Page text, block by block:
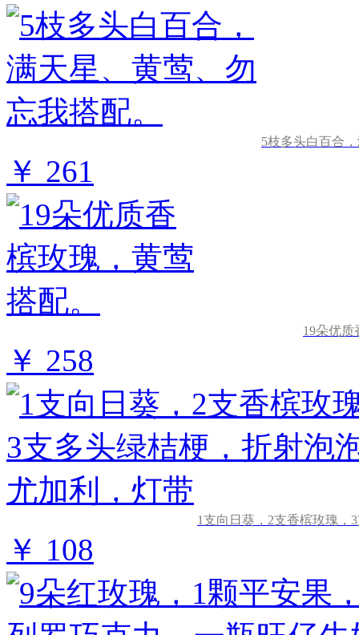
5枝多头白百合
￥ 261
19朵优
￥ 258
1支向日葵，2支香槟玫瑰，
￥ 108